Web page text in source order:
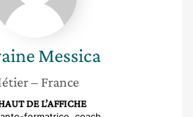
Messica
– France
DE L’AFFICHE